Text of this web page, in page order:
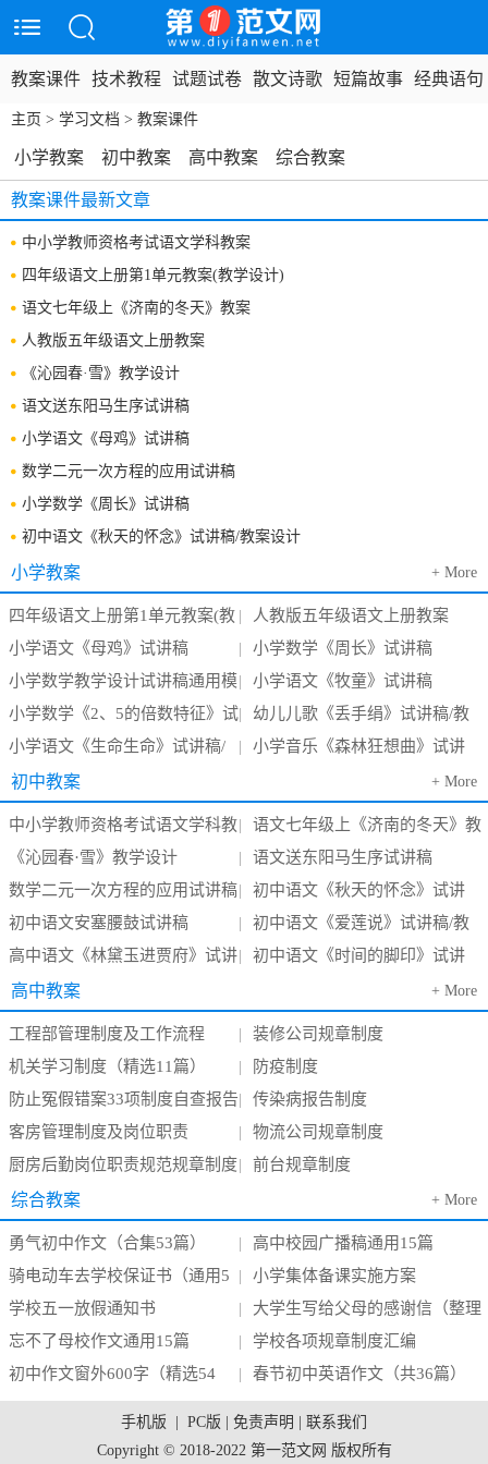
教案课件 技术教程 试题试卷 散文诗歌 短篇故事 经典语句
主页 > 学习文档 > 教案课件
小学教案 初中教案 高中教案 综合教案
教案课件最新文章
中小学教师资格考试语文学科教案
四年级语文上册第1单元教案(教学设计)
语文七年级上《济南的冬天》教案
人教版五年级语文上册教案
《沁园春·雪》教学设计
语文送东阳马生序试讲稿
小学语文《母鸡》试讲稿
数学二元一次方程的应用试讲稿
小学数学《周长》试讲稿
初中语文《秋天的怀念》试讲稿/教案设计
小学教案 + More
四年级语文上册第1单元教案(教
设计)
人教版五年级语文上册教案
小学语文《母鸡》试讲稿
小学数学《周长》试讲稿
小学数学教学设计试讲稿通用模
小学语文《牧童》试讲稿
小学数学《2、5的倍数特征》试
稿
幼儿儿歌《丢手绢》试讲稿/教
案设计
小学语文《生命生命》试讲稿/
案设计
小学音乐《森林狂想曲》试讲
初中教案 + More
中小学教师资格考试语文学科教
语文七年级上《济南的冬天》教
案
《沁园春·雪》教学设计
语文送东阳马生序试讲稿
数学二元一次方程的应用试讲稿
初中语文《秋天的怀念》试讲
稿/教案设计
初中语文安塞腰鼓试讲稿
初中语文《爱莲说》试讲稿/教
案设计
高中语文《林黛玉进贾府》试讲
初中语文《时间的脚印》试讲
高中教案 + More
工程部管理制度及工作流程
装修公司规章制度
机关学习制度（精选11篇）
防疫制度
防止冤假错案33项制度自查报告
传染病报告制度
客房管理制度及岗位职责
物流公司规章制度
厨房后勤岗位职责规范规章制度
前台规章制度
综合教案 + More
勇气初中作文（合集53篇）
高中校园广播稿通用15篇
骑电动车去学校保证书（通用5
）
小学集体备课实施方案
学校五一放假通知书
大学生写给父母的感谢信（整理
57篇）
忘不了母校作文通用15篇
学校各项规章制度汇编
初中作文窗外600字（精选54
春节初中英语作文（共36篇）
手机版 PC版 免责声明
联系我们
Copyright © 2018-2022 第一范文网 版权所有